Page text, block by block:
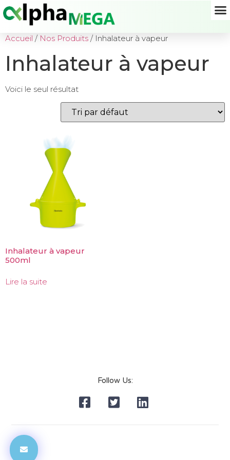
Accueil / Nos Produits / Inhalateur à vapeur
Inhalateur à vapeur
Voici le seul résultat
Inhalateur à vapeur
500ml
Lire la suite
Follow Us: